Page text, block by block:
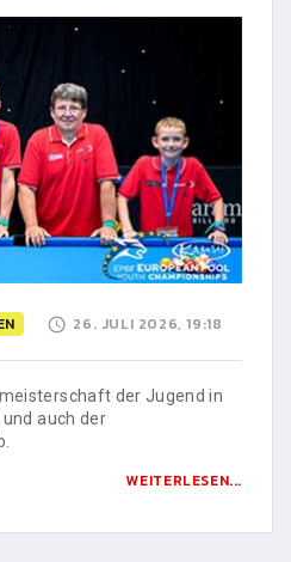
26. JULI 2026, 19:18
der Jugend in
auch der
WEITERLESEN...